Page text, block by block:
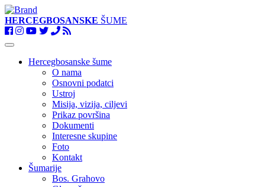
HERCEGBOSANSKE ŠUME
Toggle
navigationHercegbosanske šume
O nama
Osnovni podatci
Ustroj
Misija, vizija, ciljevi
Prikaz površina
Dokumenti
Interesne skupine
Foto
Kontakt
Šumarije
Bos. Grahovo